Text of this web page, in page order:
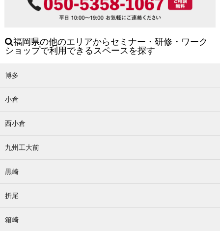
福岡県の他のエリアからセミナー・研修・ワーク
ショップで利用できるスペースを探す
博多
小倉
西小倉
九州工大前
黒崎
折尾
箱崎